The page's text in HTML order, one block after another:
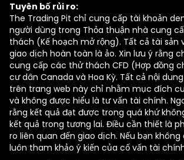
Tuyên bố rủi ro:
The Trading Pit chỉ cung cấp tài khoản
người dùng trong Thỏa thuận nhà cung
thách (Kế hoạch mở rộng). Tất cả tài sản
giao dịch hoàn toàn là ảo. Xin lưu ý rằng
cung cấp các thử thách CFD (Hợp đồng
cư dân Canada và Hoa Kỳ. Tất cả nội
trên trang web này chỉ nhằm mục đích
và không được hiểu là tư vấn tài chính.
rằng kết quả đạt được trong quá khứ
kết quả trong tương lai. Điều cần thiết là
ro liên quan đến giao dịch. Nếu bạn
luôn tham khảo ý kiến của cố vấn tài